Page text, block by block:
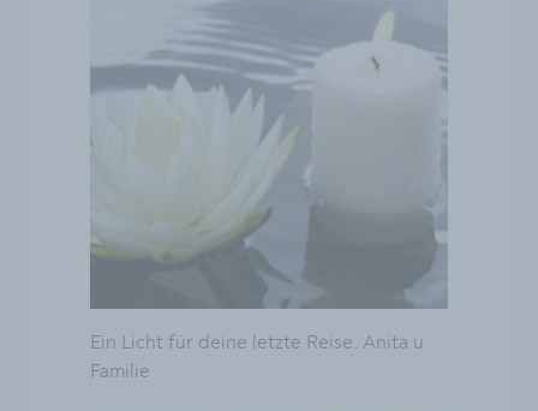
Ein Licht für deine letzte Reise. Anita u
Familie